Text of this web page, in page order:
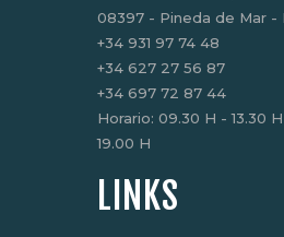
08397 - Pineda de Mar -
‎+34 931 97 74 48
+34 627 27 56 87
+34 697 72 87 44
Horario: 09.30 H - 13.30
19.00 H
LINKS